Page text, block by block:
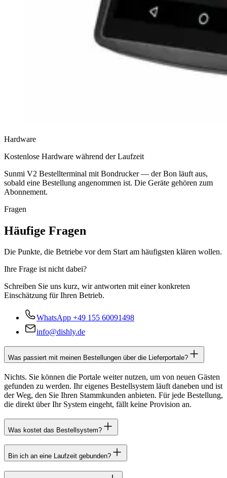
Hardware
Kostenlose Hardware während der Laufzeit
Sunmi V2 Bestellterminal mit Bondrucker — der Bon läuft aus,
sobald eine Bestellung angenommen ist. Die Geräte gehören zum
Abonnement.
Fragen
Häufige Fragen
Die Punkte, die Betriebe vor dem Start am häufigsten klären wollen.
Ihre Frage ist nicht dabei?
Schreiben Sie uns kurz, wir antworten mit einer konkreten
Einschätzung für Ihren Betrieb.
WhatsApp +49 155 60091498
info@dishly.de
Was passiert mit meinen Bestellungen über die Lieferportale?
Nichts. Sie können die Portale weiter nutzen, um von neuen Gästen
gefunden zu werden. Ihr eigenes Bestellsystem läuft daneben und ist
der Weg, den Sie Ihren Stammkunden anbieten. Für jede Bestellung,
die direkt über Ihr System eingeht, fällt keine Provision an.
Was kostet das Bestellsystem?
Bin ich an eine Laufzeit gebunden?